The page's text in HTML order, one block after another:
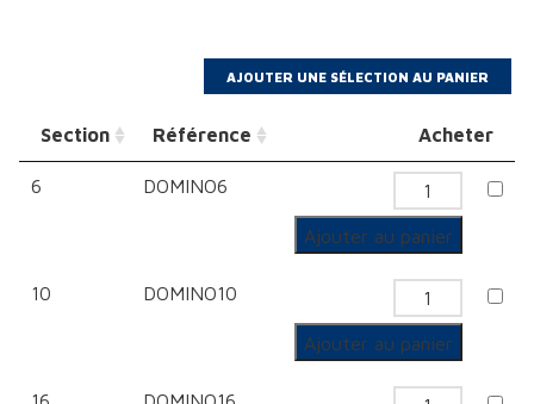
Section Référence Acheter
6 DOMINO6
quantité
de
Domino
Ajouter au panier
10 DOMINO10
quantité
de
Domino
Ajouter au panier